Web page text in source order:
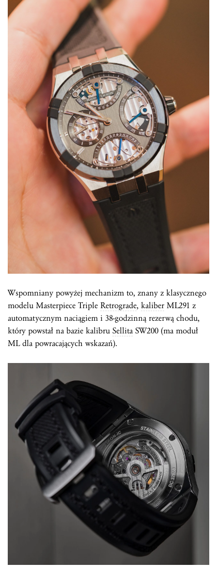
Wspomniany powyżej mechanizm to, znany z klasycznego
modelu Masterpiece Triple Retrograde, kaliber ML291 z
automatycznym naciągiem i 38-godzinną rezerwą chodu,
który powstał na bazie kalibru Sellita SW200 (ma moduł
ML dla powracających wskazań).